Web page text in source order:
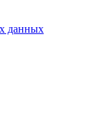
данных